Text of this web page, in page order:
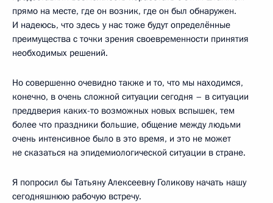
прямо на месте, где он возник, где он был обнаружен.
И надеюсь, что здесь у нас тоже будут определённые
преимущества с точки зрения своевременности принятия
необходимых решений.
Но совершенно очевидно также и то, что мы находимся,
конечно, в очень сложной ситуации сегодня – в ситуации
преддверия каких-то возможных новых вспышек, тем
более что праздники большие, общение между людьми
очень интенсивное было в это время, и это не может
не сказаться на эпидемиологической ситуации в стране.
Я попросил бы Татьяну Алексеевну Голикову начать нашу
сегодняшнюю рабочую встречу.